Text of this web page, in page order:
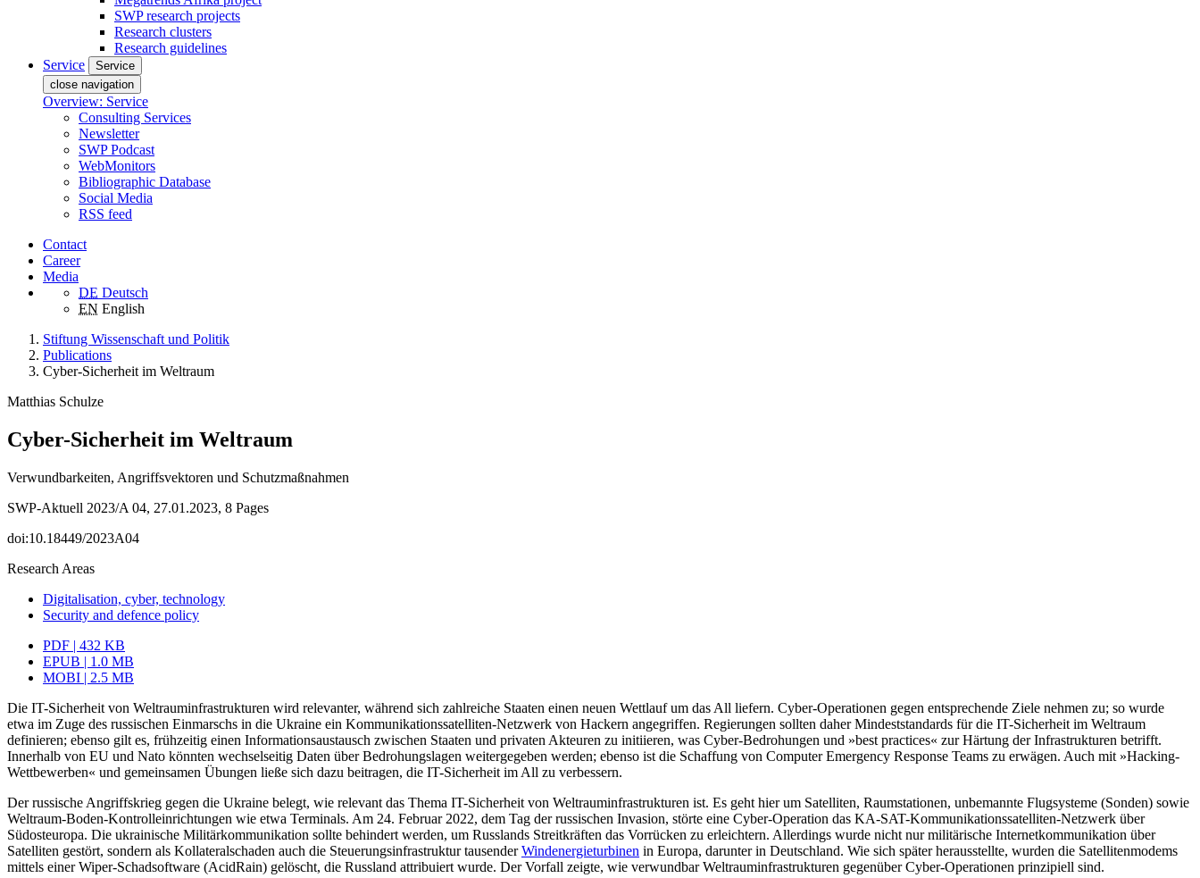
SWP research projects
Research clusters
Research guidelines
Service
Service
close navigation
Overview: Service
Consulting Services
Newsletter
SWP Podcast
WebMonitors
Bibliographic Database
Social Media
RSS feed
Contact
Career
Media
DE Deutsch
EN English
Stiftung Wissenschaft und Politik
Publications
Cyber-Sicherheit im Weltraum
Matthias Schulze
Cyber-Sicherheit im Weltraum
Verwundbarkeiten, Angriffsvektoren und Schutzmaßnahmen
SWP-Aktuell 2023/A 04, 27.01.2023, 8 Pages
doi:10.18449/2023A04
Research Areas
Digitalisation, cyber, technology
Security and defence policy
PDF | 432 KB
EPUB | 1.0 MB
MOBI | 2.5 MB
Die IT-Sicherheit von Weltrauminfrastrukturen wird relevanter, während sich zahl­reiche Staaten einen neuen Wettlauf um das All liefern. Cyber-Operationen gegen entsprechende Ziele nehmen zu; so wurde
etwa im Zuge des russischen Einmarschs in die Ukraine ein Kommunikationssatelliten-Netzwerk von Hackern angegriffen. Regie­rungen sollten daher Mindeststandards für die IT-Sicherheit im Weltraum
definieren; ebenso gilt es, frühzeitig einen Informationsaustausch zwischen Staaten und privaten Akteuren zu initiieren, was Cyber-Bedrohungen und »best practices« zur Härtung der Infrastrukturen betrifft.
Innerhalb von EU und Nato könnten wechselseitig Daten über Bedrohungslagen weitergegeben werden; ebenso ist die Schaffung von Computer Emergency Response Teams zu erwägen. Auch mit »Hacking-
Wettbewerben« und ge­meinsamen Übungen ließe sich dazu beitragen, die IT-Sicherheit im All zu verbessern.
Der russische Angriffskrieg gegen die Ukrai­ne belegt, wie relevant das Thema IT-Sicher­heit von Welt­rauminfrastrukturen ist. Es geht hier um Satelliten, Raum­stationen, un­bemannte Flugsysteme (Son­den) sowie
Welt­raum-Boden-Kontroll­einrichtun­gen wie etwa Terminals. Am 24. Februar 2022, dem Tag der russi­schen Invasion, störte eine Cyber-Operation das KA-SAT-Kommunika­tions­satelliten-Netzwerk über
Südosteuropa. Die ukrainische Militärkommunikation sollte behindert werden, um Russlands Streitkräften das Vorrücken zu erleichtern. Allerdings wurde nicht nur militärische Inter­netkom­munikation über
Satelliten gestört, sondern als Kollateralschaden auch die Steuerungsinfrastruktur tausenderWind­energieturbinen in Europa, darunter in Deutschland. Wie sich später herausstellte, wurden die Satellitenmodems
mittels einer Wiper-Schadsoftware (AcidRain) gelöscht, die Russ­land attribuiert wurde. Der Vorfall zeigte, wie ver­wundbar Weltrauminfrastrukturen gegen­über Cyber-Operationen prinzipiell sind.